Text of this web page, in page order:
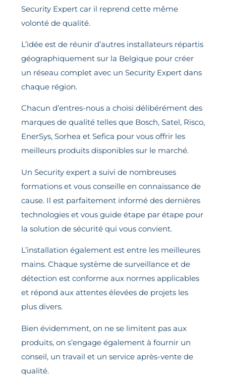
Security Expert car il reprend cette même
volonté de qualité.
L’idée est de réunir d’autres installateurs répartis
géographiquement sur la Belgique pour créer
un réseau complet avec un Security Expert dans
chaque région.
Chacun d’entres-nous a choisi délibérément des
marques de qualité telles que Bosch, Satel, Risco,
EnerSys, Sorhea et Sefica pour vous offrir les
meilleurs produits disponibles sur le marché.
Un Security expert a suivi de nombreuses
formations et vous conseille en connaissance de
cause. Il est parfaitement informé des dernières
technologies et vous guide étape par étape pour
la solution de sécurité qui vous convient.
L’installation également est entre les meilleures
mains. Chaque système de surveillance et de
détection est conforme aux normes applicables
et répond aux attentes élevées de projets les
plus divers.
Bien évidemment, on ne se limitent pas aux
produits, on s’engage également à fournir un
conseil, un travail et un service après-vente de
qualité.